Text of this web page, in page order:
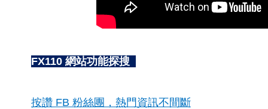
FX110 網站功能探搜
按讚 FB 粉絲團，熱門資訊不間斷